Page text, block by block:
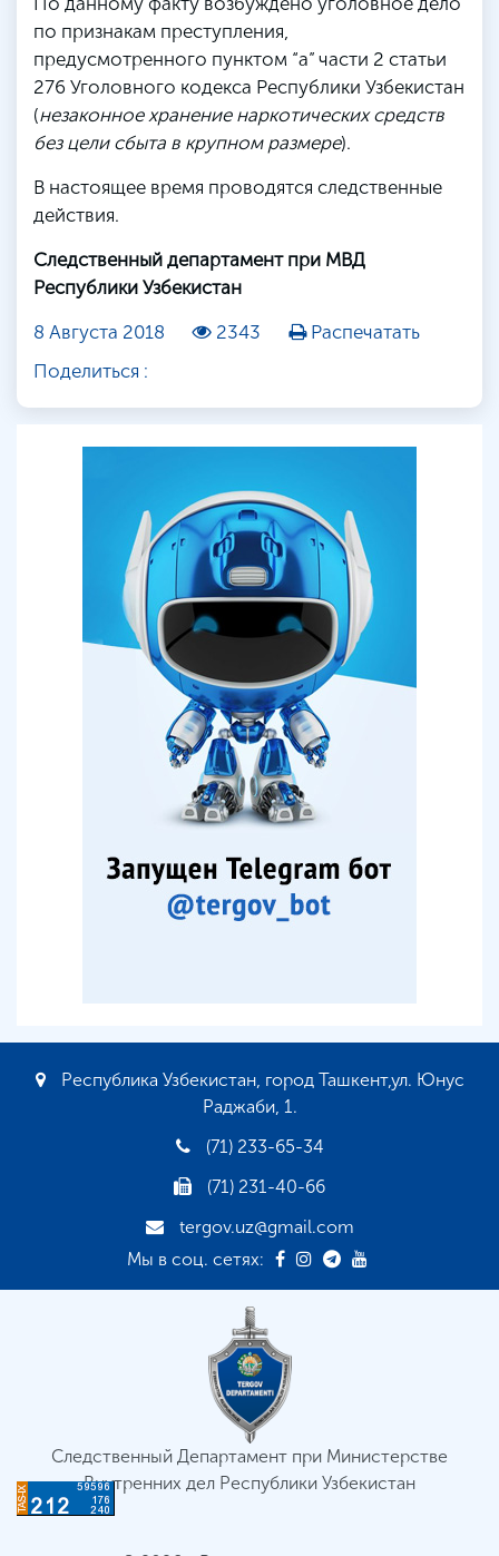
по признакам преступления,
предусмотренного пунктом “а” части 2 статьи
276 Уголовного кодекса Республики Узбекистан
(незаконное хранение наркотических средств
без цели сбыта в крупном размере).
В настоящее время проводятся следственные
действия.
Следственный департамент при МВД
Республики Узбекистан
8 Августа 2018
2343
Распечатать
Поделиться :
Республика Узбекистан, город Ташкент,ул. Юнус
Раджаби, 1.
(71) 233-65-34
(71) 231-40-66
tergov.uz@gmail.com
Мы в соц. сетях:
Следственный Департамент при Министерстве
Внутренних дел Республики Узбекистан